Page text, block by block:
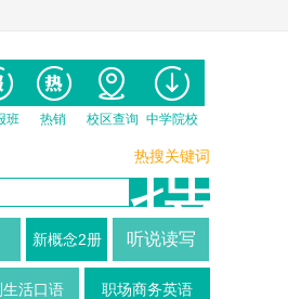
班 热销 校区查询 中学院校
热搜关键词
新概念2册 听说读写
活口语 职场商务英语